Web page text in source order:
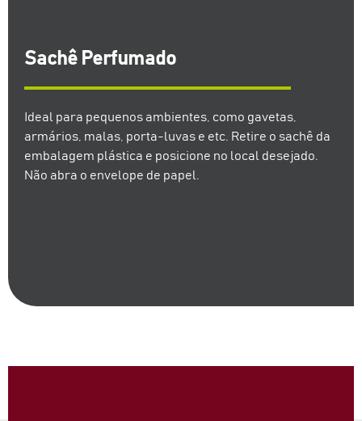
Sachê Perfumado
Ideal para pequenos ambientes, como gavetas,
armários, malas, porta-luvas e etc. Retire o sachê da
embalagem plástica e posicione no local desejado.
Não abra o envelope de papel.